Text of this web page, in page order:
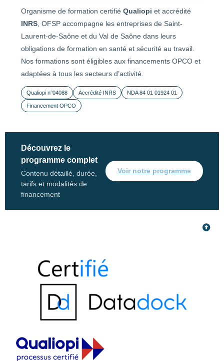
Organisme de formation certifié Qualiopi et accrédité
INRS , OFSP accompagne les entreprises de Saint-
Laurent-de-Saône et du Val de Saône dans leurs
obligations de formation en santé et sécurité au travail.
Nos formations sont éligibles aux financements OPCO et
adaptées à tous les secteurs d’activité.
Qualiopi n°04088 Accrédité INRS NDA 84 01 01924 01
Financement OPCO
Découvrez le
programme complet
Contenu détaillé, durée,
tarifs et modalités de
financement
Voir notre programme